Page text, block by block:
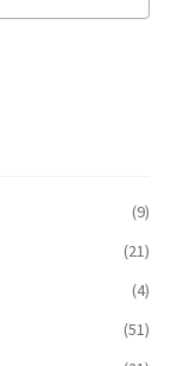
(9)
(21)
(4)
(51)